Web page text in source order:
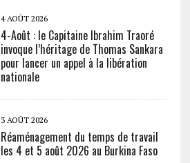
4 AOÛT 2026
4-Août : le Capitaine Ibrahim Traoré
invoque l’héritage de Thomas Sankara
pour lancer un appel à la libération
nationale
3 AOÛT 2026
Réaménagement du temps de travail
les 4 et 5 août 2026 au Burkina Faso